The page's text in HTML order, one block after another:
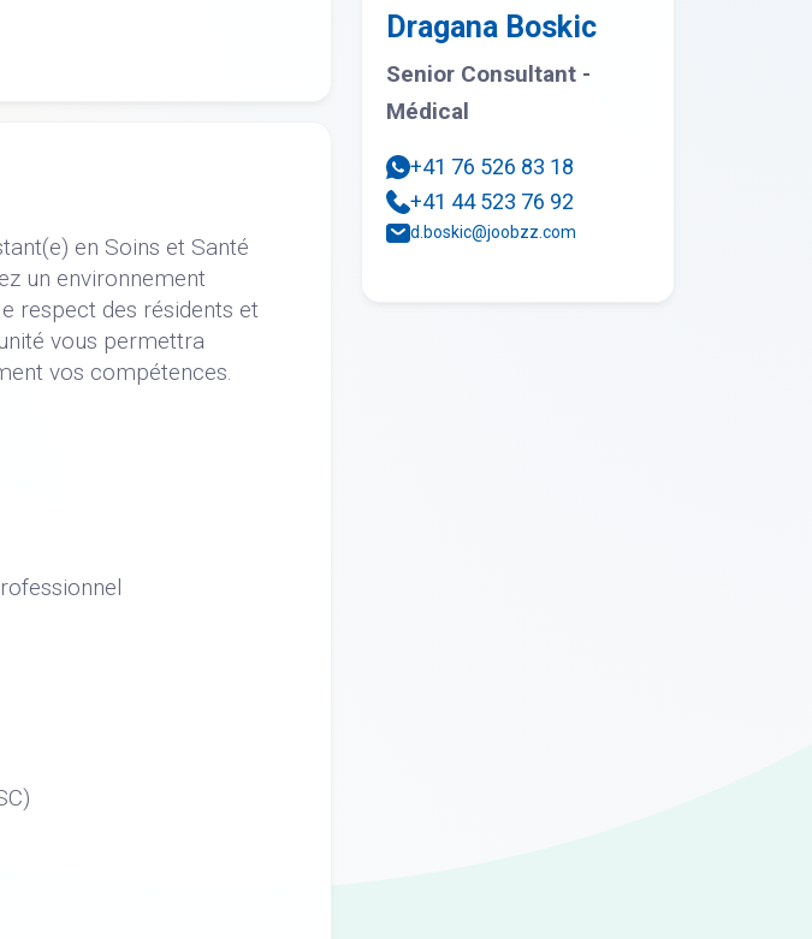
en Soins et Santé
un environnement
respect des résidents et
vous permettra
vos compétences.
Dragana Boskic
Senior Consultant -
Médical
+41 76 526 83 18
+41 44 523 76 92
d.boskic@joobzz.com